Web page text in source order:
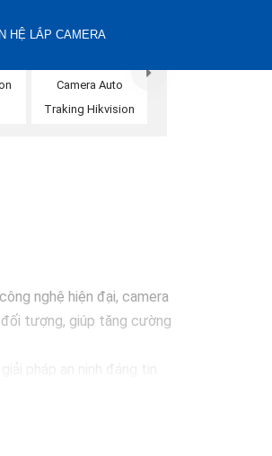
HỆ LẮP CAMERA
Camera Auto
Traking Hikvision
nghệ hiện đại, camera
tượng, giúp tăng cường